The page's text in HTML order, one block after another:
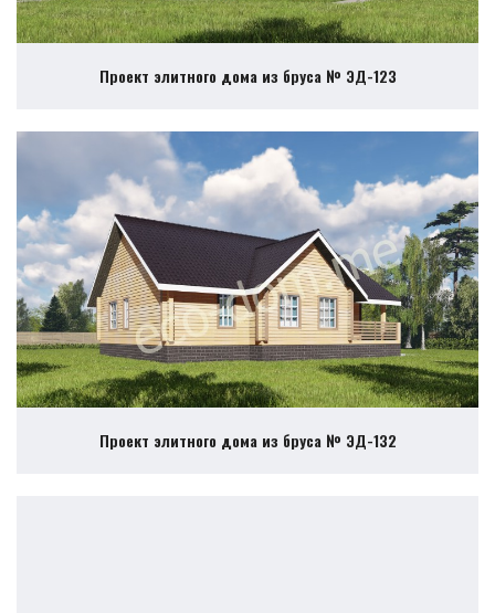
Проект элитного дома из бруса № ЭД-123
Проект элитного дома из бруса № ЭД-132